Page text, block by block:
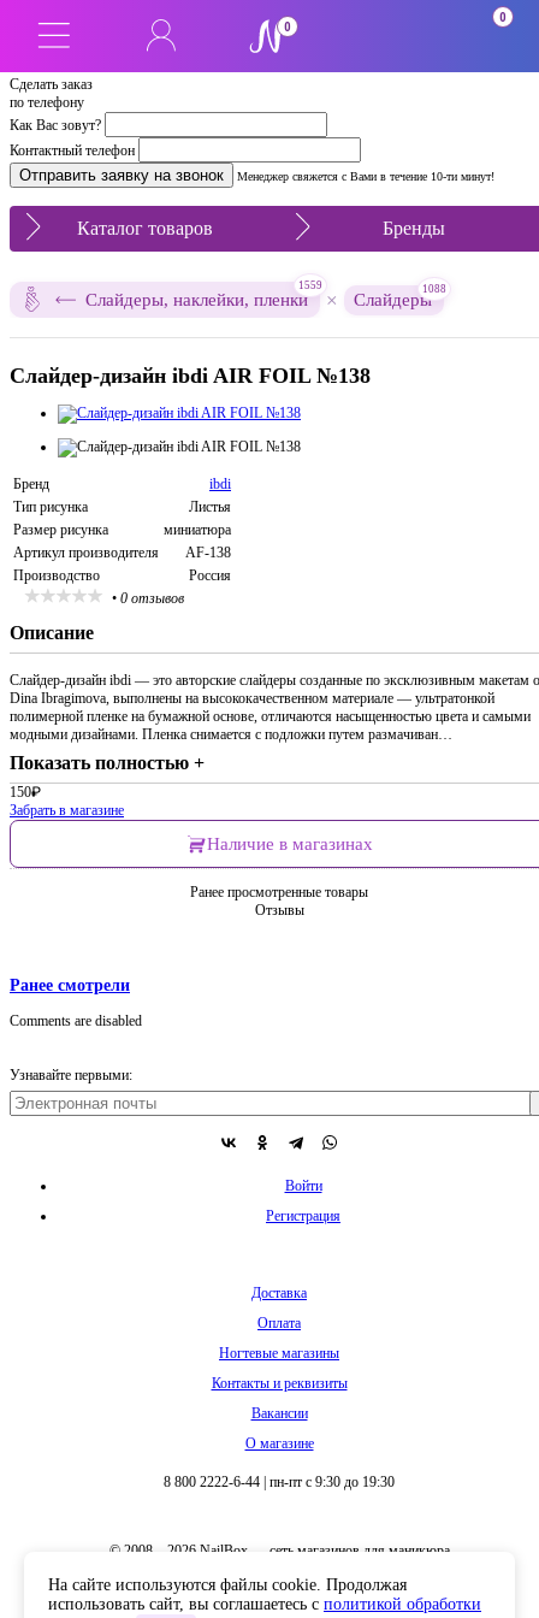
Сделать заказ
по телефону
Как Вас зовут?
Контактный телефон
Менеджер свяжется с Вами в течение 10-ти минут!
0
0
Каталог товаров Бренды
Слайдеры, наклейки, пленки
1559
× Слайдеры
1088
Слайдер-дизайн ibdi AIR FOIL №138
Бренд
ibdi
Тип рисунка
Листья
Размер рисунка
миниатюра
Артикул производителя
AF-138
Производство
Россия
• 0 отзывов
Описание
Слайдер-дизайн ibdi — это авторские слайдеры созданные по эксклюзивным макетам
Dina Ibragimova, выполнены на высококачественном материале — ультратонкой
полимерной пленке на бумажной основе, отличаются насыщенностью цвета и самыми
модными дизайнами. Пленка снимается с подложки путем размачиван…
Показать полностью +
150₽
Забрать в магазине
Наличие в магазинах
Ранее просмотренные товары
Отзывы
Ранее смотрели
Comments are disabled
Узнавайте первыми:
Войти
Регистрация
Доставка
Оплата
Ногтевые магазины
Контакты и реквизиты
Вакансии
О магазине
8 800 2222-6-44 пн-пт с 9:30 до 19:30
© 2008 – 2026 NailBox — сеть магазинов для маникюра
На сайте используются файлы cookie. Продолжая
использовать сайт, вы соглашаетесь с политикой обработки